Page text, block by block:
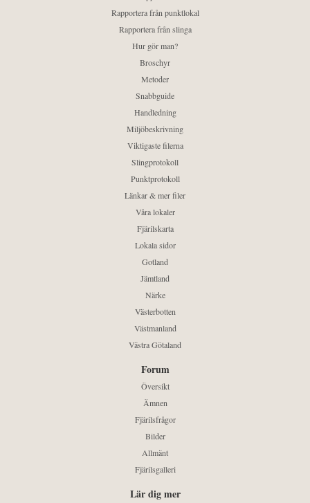
Rapportera från punktlokal
Rapportera från slinga
Hur gör man?
Broschyr
Metoder
Snabbguide
Handledning
Miljöbeskrivning
Viktigaste filerna
Slingprotokoll
Punktprotokoll
Länkar & mer filer
Våra lokaler
Fjärilskarta
Lokala sidor
Gotland
Jämtland
Närke
Västerbotten
Västmanland
Västra Götaland
Forum
Översikt
Ämnen
Fjärilsfrågor
Bilder
Allmänt
Fjärilsgalleri
Lär dig mer